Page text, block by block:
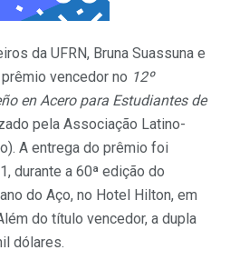
da UFRN, Bruna Suassuna e
vencedor no 12º
en Acero para Estudiantes de
pela Associação Latino-
A entrega do prêmio foi
durante a 60ª edição do
do Aço, no Hotel Hilton, em
do título vencedor, a dupla
dólares.